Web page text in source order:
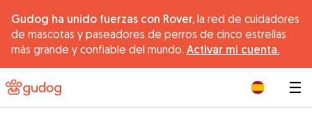
Gudog ha unido fuerzas con Rover, la red de cuidadores
de mascotas y paseadores de perros de cinco estrellas
más grande y confiable del mundo. Activar mi cuenta.